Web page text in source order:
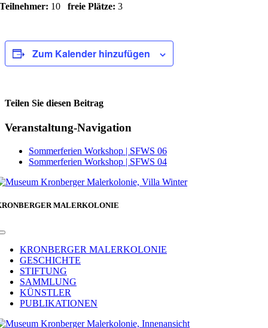
Teilnehmer: 10freie Plätze: 3
Zum Kalender hinzufügen
Teilen Sie diesen Beitrag
Facebook
Veranstaltung-Navigation
Sommerferien Workshop | SFWS 06
Sommerferien Workshop | SFWS 04
MALERKOLONIE
Toggle
NavigationKRONBERGER MALERKOLONIE
GESCHICHTE
STIFTUNG
SAMMLUNG
KÜNSTLER
PUBLIKATIONEN